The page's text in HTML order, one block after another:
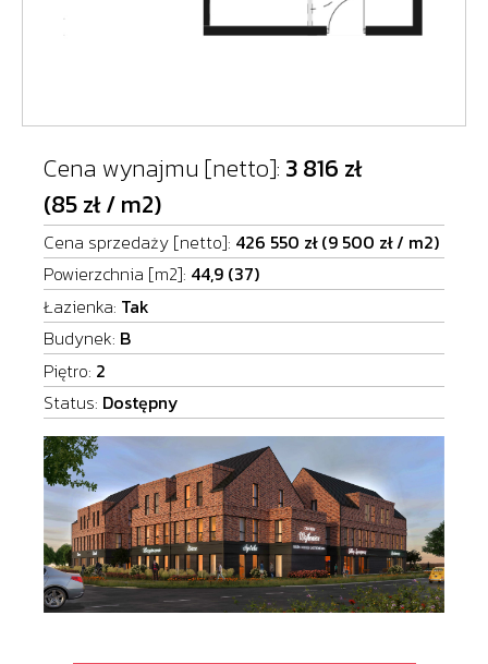
Cena wynajmu [netto]: 3 816 zł
(85 zł / m2)
Cena sprzedaży [netto]: 426 550 zł (9 500 zł / m2)
Powierzchnia [m2]: 44,9 (37)
Łazienka: Tak
Budynek: B
Piętro: 2
Status: Dostępny